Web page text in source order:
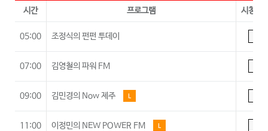
시간 프로그램 시청등
05:00 조정식의 펀펀 투데이
07:00 김영철의 파워 FM
09:00 김민경의 Now 제주 L
11:00 이정민의 NEW POWER FM L